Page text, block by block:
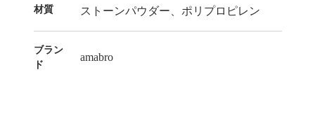
材質 ストーンパウダー、ポリプロピレン
ブラン
ド
amabro